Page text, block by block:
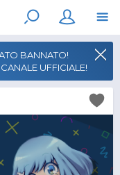
BANNATO!
UFFICIALE!